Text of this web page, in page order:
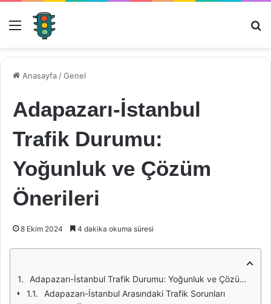
Menü
Anasayfa /Genel
Adapazarı-İstanbul
Trafik Durumu:
Yoğunluk ve Çözüm
Önerileri
8 Ekim 2024 4 dakika okuma süresi
Adapazarı-İstanbul Trafik Durumu: Yoğunluk ve Çözüm Önerileri
Adapazarı-İstanbul Arasındaki Trafik Sorunları